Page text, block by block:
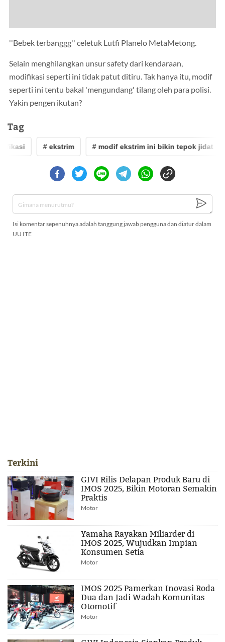
''Bebek terbanggg'' celetuk Lutfi Planelo MetaMetong.
Selain menghilangkan unsur safety dari kendaraan,
modifikasi seperti ini tidak patut ditiru. Tak hanya itu, modif
seperti ini tentu bakal 'mengundang' tilang oleh para polisi.
Yakin pengen ikutan?
Tag
# ekstrim # modif ekstrim ini bikin tepok jidat
Isi komentar sepenuhnya adalah tanggung jawab pengguna dan diatur dalam
UU ITE
Terkini
GIVI Rilis Delapan Produk Baru di
IMOS 2025, Bikin Motoran Semakin
Praktis
Motor
Yamaha Rayakan Miliarder di
IMOS 2025, Wujudkan Impian
Konsumen Setia
Motor
IMOS 2025 Pamerkan Inovasi Roda
Dua dan Jadi Wadah Komunitas
Otomotif
Motor